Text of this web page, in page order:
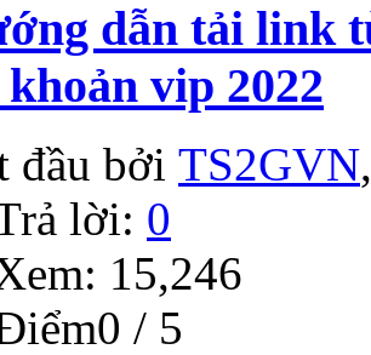
dẫn tải link
vip 2022
đầu bởi TS2GVN
lời: 0
15,246
/ 5